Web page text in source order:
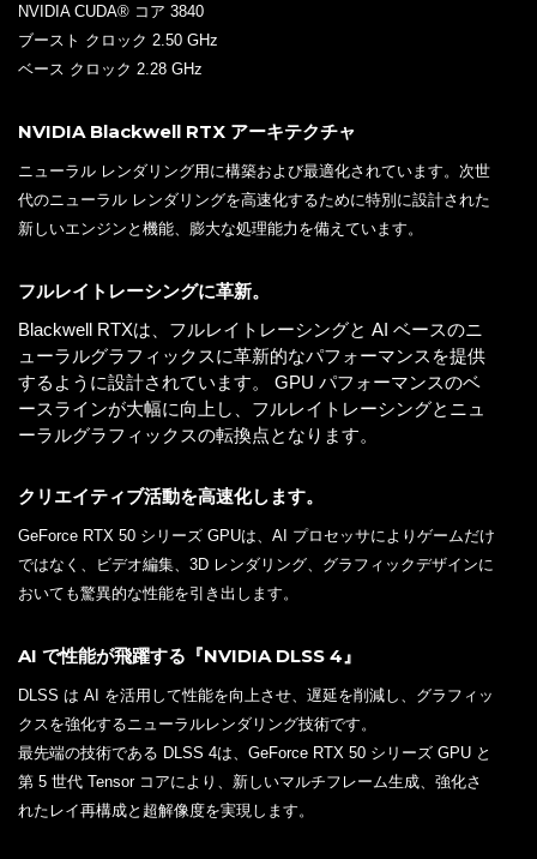
NVIDIA CUDA® コア 3840
ブースト クロック 2.50 GHz
ベース クロック 2.28 GHz
NVIDIA Blackwell RTX アーキテクチャ
ニューラル レンダリング用に構築および最適化されています。次世
代のニューラル レンダリングを高速化するために特別に設計された
新しいエンジンと機能、膨大な処理能力を備えています。
フルレイトレーシングに革新。
Blackwell RTXは、フルレイトレーシングと AI ベースのニ
ューラルグラフィックスに革新的なパフォーマンスを提供
するように設計されています。 GPU パフォーマンスのベ
ースラインが大幅に向上し、フルレイトレーシングとニュ
ーラルグラフィックスの転換点となります。
クリエイティブ活動を高速化します。
GeForce RTX 50 シリーズ GPUは、AI プロセッサによりゲームだけ
ではなく、ビデオ編集、3D レンダリング、グラフィックデザインに
おいても驚異的な性能を引き出します。
AI で性能が飛躍する『NVIDIA DLSS 4』
DLSS は AI を活用して性能を向上させ、遅延を削減し、グラフィッ
クスを強化するニューラルレンダリング技術です。
最先端の技術である DLSS 4は、GeForce RTX 50 シリーズ GPU と
第 5 世代 Tensor コアにより、新しいマルチフレーム生成、強化さ
れたレイ再構成と超解像度を実現します。